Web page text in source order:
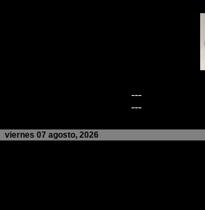
---
---
viernes 07 agosto, 2026